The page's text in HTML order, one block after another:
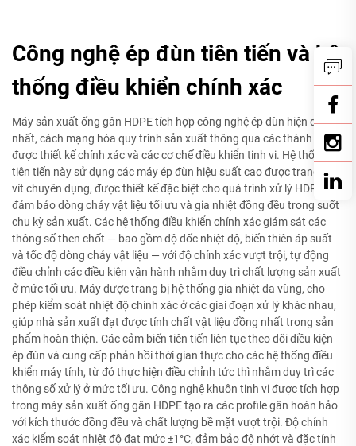
Công nghệ ép đùn tiên tiến và hệ
thống điều khiển chính xác
Máy sản xuất ống gân HDPE tích hợp công nghệ ép đùn hiện đại
nhất, cách mạng hóa quy trình sản xuất thông qua các thành phần
được thiết kế chính xác và các cơ chế điều khiển tinh vi. Hệ thống
tiên tiến này sử dụng các máy ép đùn hiệu suất cao được trang bị
vít chuyên dụng, được thiết kế đặc biệt cho quá trình xử lý HDPE,
đảm bảo dòng chảy vật liệu tối ưu và gia nhiệt đồng đều trong suốt
chu kỳ sản xuất. Các hệ thống điều khiển chính xác giám sát các
thông số then chốt — bao gồm độ dốc nhiệt độ, biến thiên áp suất
và tốc độ dòng chảy vật liệu — với độ chính xác vượt trội, tự động
điều chỉnh các điều kiện vận hành nhằm duy trì chất lượng sản xuất
ở mức tối ưu. Máy được trang bị hệ thống gia nhiệt đa vùng, cho
phép kiểm soát nhiệt độ chính xác ở các giai đoạn xử lý khác nhau,
giúp nhà sản xuất đạt được tính chất vật liệu đồng nhất trong sản
phẩm hoàn thiện. Các cảm biến tiên tiến liên tục theo dõi điều kiện
ép đùn và cung cấp phản hồi thời gian thực cho các hệ thống điều
khiển máy tính, từ đó thực hiện điều chỉnh tức thì nhằm duy trì các
thông số xử lý ở mức tối ưu. Công nghệ khuôn tinh vi được tích hợp
trong máy sản xuất ống gân HDPE tạo ra các profile gân hoàn hảo
với kích thước đồng đều và chất lượng bề mặt vượt trội. Độ chính
xác kiểm soát nhiệt độ đạt mức ±1°C, đảm bảo độ nhớt và đặc tính